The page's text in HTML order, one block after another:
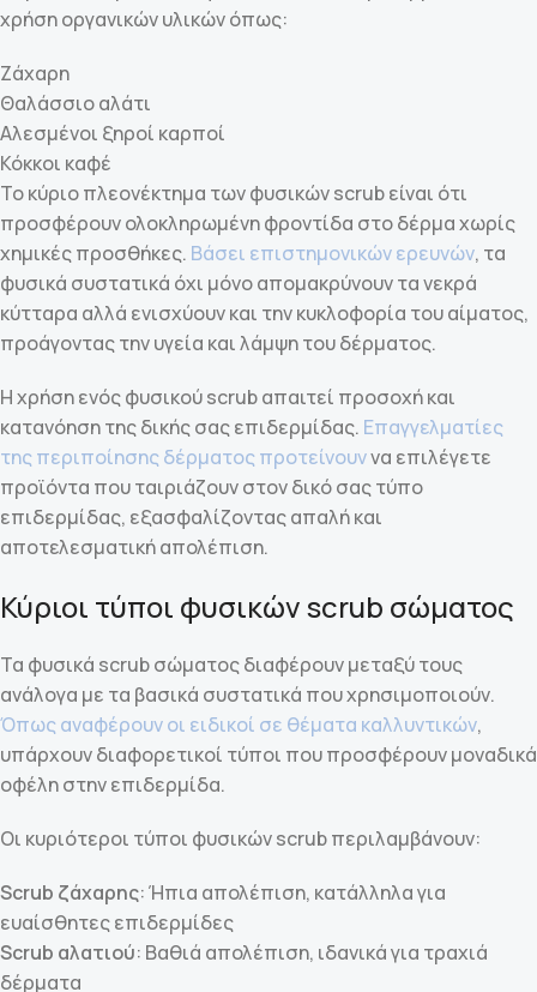
χρήση οργανικών υλικών όπως:
Ζάχαρη
Θαλάσσιο αλάτι
Αλεσμένοι ξηροί καρποί
Κόκκοι καφέ
Το κύριο πλεονέκτημα των φυσικών scrub είναι ότι
προσφέρουν ολοκληρωμένη φροντίδα στο δέρμα χωρίς
χημικές προσθήκες. Βάσει επιστημονικών ερευνών, τα
φυσικά συστατικά όχι μόνο απομακρύνουν τα νεκρά
κύτταρα αλλά ενισχύουν και την κυκλοφορία του αίματος,
προάγοντας την υγεία και λάμψη του δέρματος.
Η χρήση ενός φυσικού scrub απαιτεί προσοχή και
κατανόηση της δικής σας επιδερμίδας. Επαγγελματίες
της περιποίησης δέρματος προτείνουννα επιλέγετε
προϊόντα που ταιριάζουν στον δικό σας τύπο
επιδερμίδας, εξασφαλίζοντας απαλή και
αποτελεσματική απολέπιση.
Κύριοι τύποι φυσικών scrub σώματος
Τα φυσικά scrub σώματος διαφέρουν μεταξύ τους
ανάλογα με τα βασικά συστατικά που χρησιμοποιούν.
Όπως αναφέρουν οι ειδικοί σε θέματα καλλυντικών,
υπάρχουν διαφορετικοί τύποι που προσφέρουν μοναδικά
οφέλη στην επιδερμίδα.
Οι κυριότεροι τύποι φυσικών scrub περιλαμβάνουν:
Scrub ζάχαρης: Ήπια απολέπιση, κατάλληλα για
ευαίσθητες επιδερμίδες
Scrub αλατιού: Βαθιά απολέπιση, ιδανικά για τραχιά
δέρματα